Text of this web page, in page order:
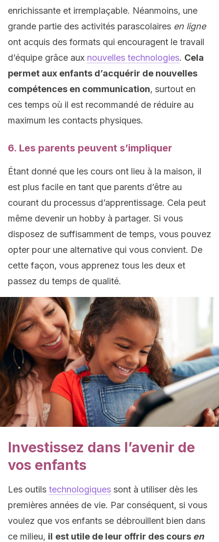
enrichissante et irremplaçable. Néanmoins, une
grande partie des activités parascolaires en ligne
ont acquis des formats qui encouragent le travail
d’équipe grâce aux nouvelles technologies. Cela
permet aux enfants d’acquérir de nouvelles
compétences en communication, surtout en
ces temps où il est recommandé de réduire au
maximum les contacts physiques.
6. Les parents peuvent s’impliquer
Étant donné que les cours ont lieu à la maison, il
est plus facile en tant que parents d’être au
courant du processus d’apprentissage. Cela peut
même devenir un hobby à partager. Si vous
disposez de suffisamment de temps, vous pouvez
opter pour une alternative qui vous convient. De
cette façon, vous apprenez tous les deux et
passez du temps de qualité.
Investissez dans l’avenir de
vos enfants
Les outils technologiques sont à utiliser dès les
premières années de vie. Par conséquent, si vous
voulez que vos enfants se débrouillent bien dans
ce milieu, il est utile de leur offrir des cours en